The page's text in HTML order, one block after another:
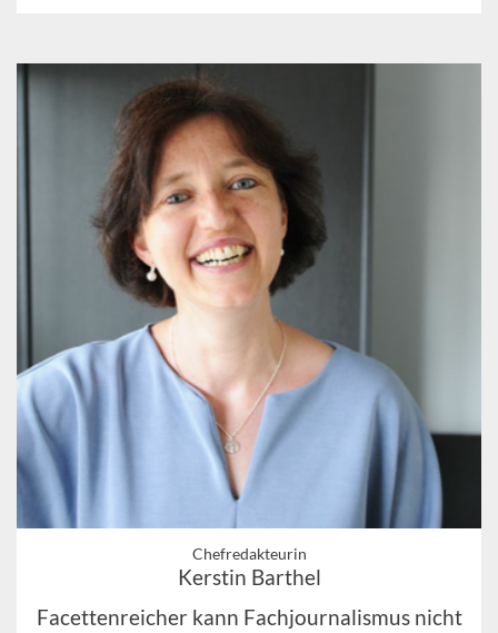
Chefredakteurin
Kerstin Barthel
Facettenreicher kann Fachjournalismus nicht